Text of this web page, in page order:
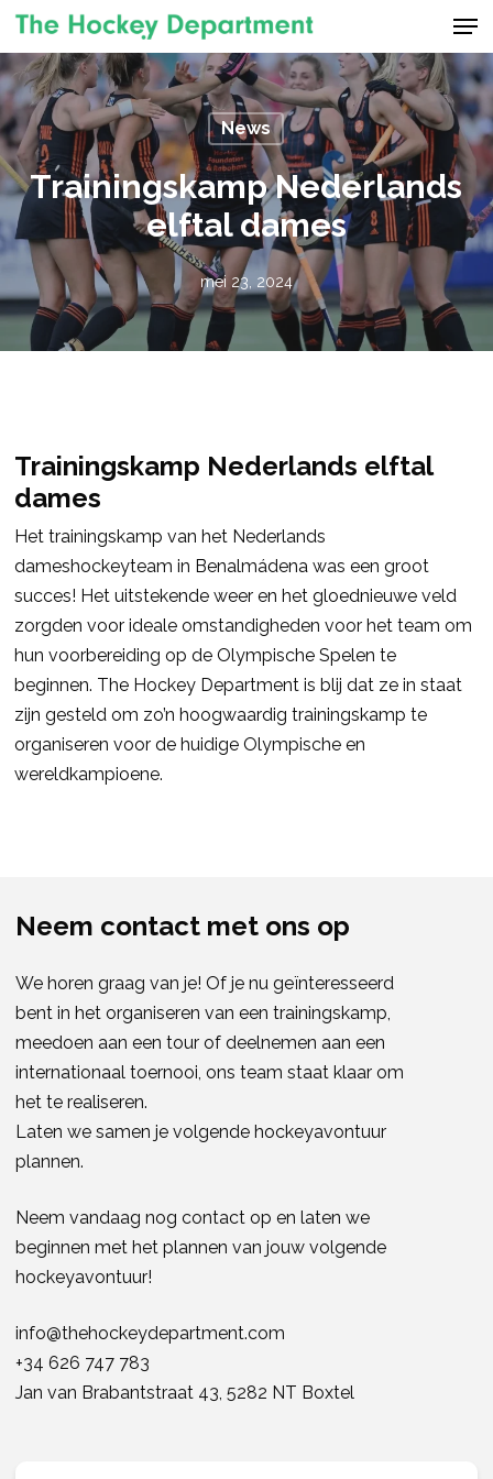
Skip
main
content
News
Trainingskamp Nederlands
elftal dames
mei 23, 2024
Trainingskamp Nederlands elftal
dames
Het trainingskamp van het Nederlands
dameshockeyteam in Benalmádena was een groot
succes! Het uitstekende weer en het gloednieuwe veld
zorgden voor ideale omstandigheden voor het team om
hun voorbereiding op de Olympische Spelen te
beginnen. The Hockey Department is blij dat ze in staat
zijn gesteld om zo’n hoogwaardig trainingskamp te
organiseren voor de huidige Olympische en
wereldkampioene.
Neem contact met ons op
We horen graag van je! Of je nu geïnteresseerd
bent in het organiseren van een trainingskamp, ​​
meedoen aan een tour of deelnemen aan een
internationaal toernooi, ons team staat klaar om
het te realiseren.
Laten we samen je volgende hockeyavontuur
plannen.
Neem vandaag nog contact op en laten we
beginnen met het plannen van jouw volgende
hockeyavontuur!
info@thehockeydepartment.com
+34 626 747 783
Jan van Brabantstraat 43, 5282 NT Boxtel
Close
Menu